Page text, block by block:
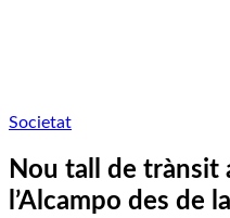
Societat
Nou tall de trànsit
l’Alcampo des de